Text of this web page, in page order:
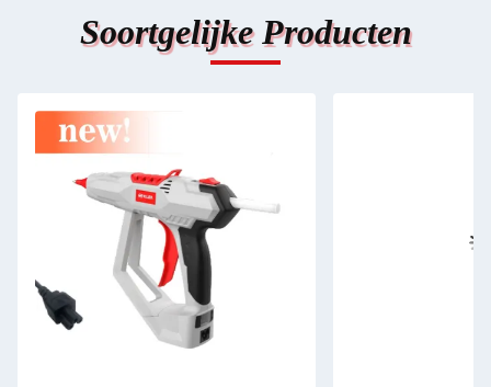
Soortgelijke Producten